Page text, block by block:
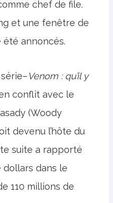
chef de file.
et une fenêtre de
été annoncés.
Venom : qu’il y
conflit avec le
(Woody
devenu l’hôte du
suite a rapporté
dollars dans le
110 millions de